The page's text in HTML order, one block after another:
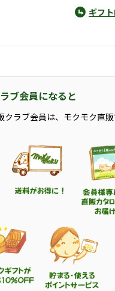
ギフ
ブ会員になると
クラブ会員は、モクモク直